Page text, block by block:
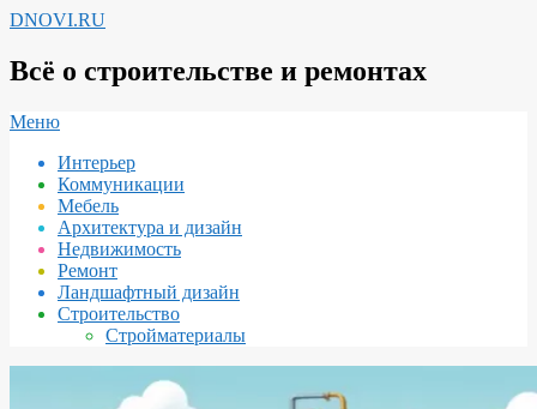
Перейти
содержимому
DNOVI.RU
Всё о строительстве и ремонтах
Вторичное
навигации
Меню
Интерьер
Коммуникации
Мебель
Архитектура и дизайн
Недвижимость
Ремонт
Ландшафтный дизайн
Строительство
Стройматериалы